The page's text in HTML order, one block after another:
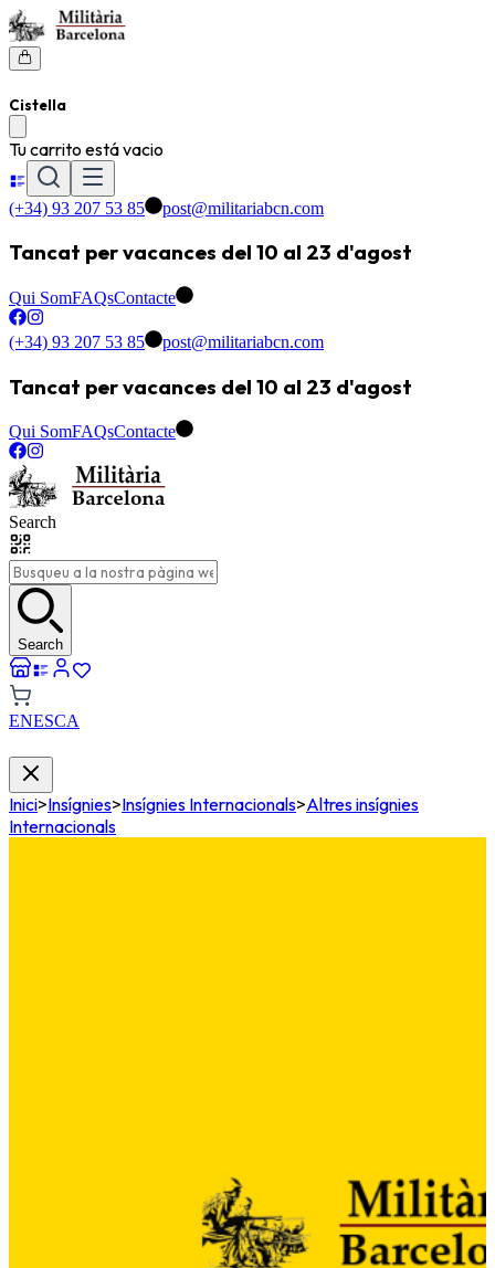
Cistella
Tu carrito está vacio
(+34) 93 207 53 85 post@militariabcn.com
Tancat per vacances del 10 al 23 d'agost
Qui SomFAQsContacte
(+34) 93 207 53 85 post@militariabcn.com
Tancat per vacances del 10 al 23 d'agost
Qui SomFAQsContacte
Search
Search
ENESCA
Inici>Insígnies>Insígnies Internacionals>Altres insígnies
Internacionals